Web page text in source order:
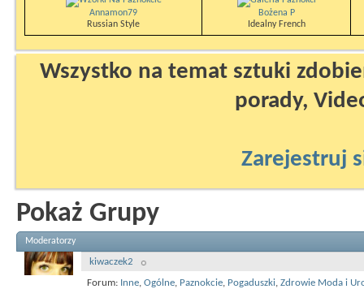
Annamon79
Russian Style
Bożena P
Idealny French
Wszystko na temat sztuki
porady,
Zarejestruj
Pokaż Grupy
Moderatorzy
kiwaczek2
Forum: Inne, Ogólne, Paznokcie, Pogaduszki, Zdrowie Moda i